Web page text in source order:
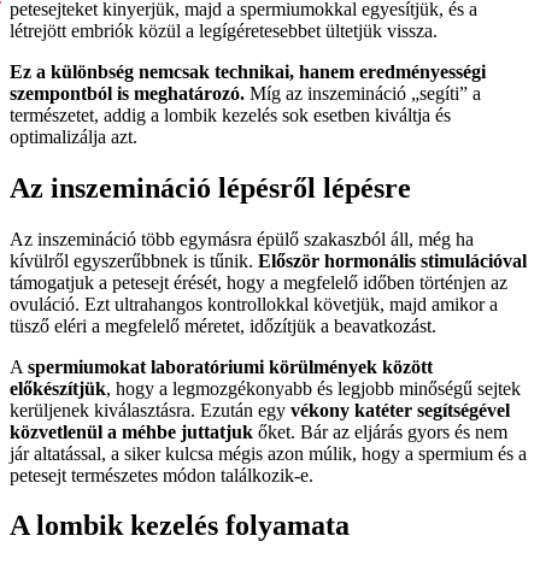
petesejteket kinyerjük, majd a spermiumokkal egyesítjük, és a
létrejött embriók közül a legígéretesebbet ültetjük vissza.
Ez a különbség nemcsak technikai, hanem eredményességi
szempontból is meghatározó. Míg az inszemináció „segíti” a
természetet, addig a lombik kezelés sok esetben kiváltja és
optimalizálja azt.
Az inszemináció lépésről lépésre
Az inszemináció több egymásra épülő szakaszból áll, még ha
kívülről egyszerűbbnek is tűnik. Először hormonális stimulációval
támogatjuk a petesejt érését, hogy a megfelelő időben történjen az
ovuláció. Ezt ultrahangos kontrollokkal követjük, majd amikor a
tüsző eléri a megfelelő méretet, időzítjük a beavatkozást.
A spermiumokat laboratóriumi körülmények között
előkészítjük, hogy a legmozgékonyabb és legjobb minőségű sejtek
kerüljenek kiválasztásra. Ezután egy vékony katéter segítségével
közvetlenül a méhbe juttatjuk őket. Bár az eljárás gyors és nem
jár altatással, a siker kulcsa mégis azon múlik, hogy a spermium és a
petesejt természetes módon találkozik-e.
A lombik kezelés folyamata